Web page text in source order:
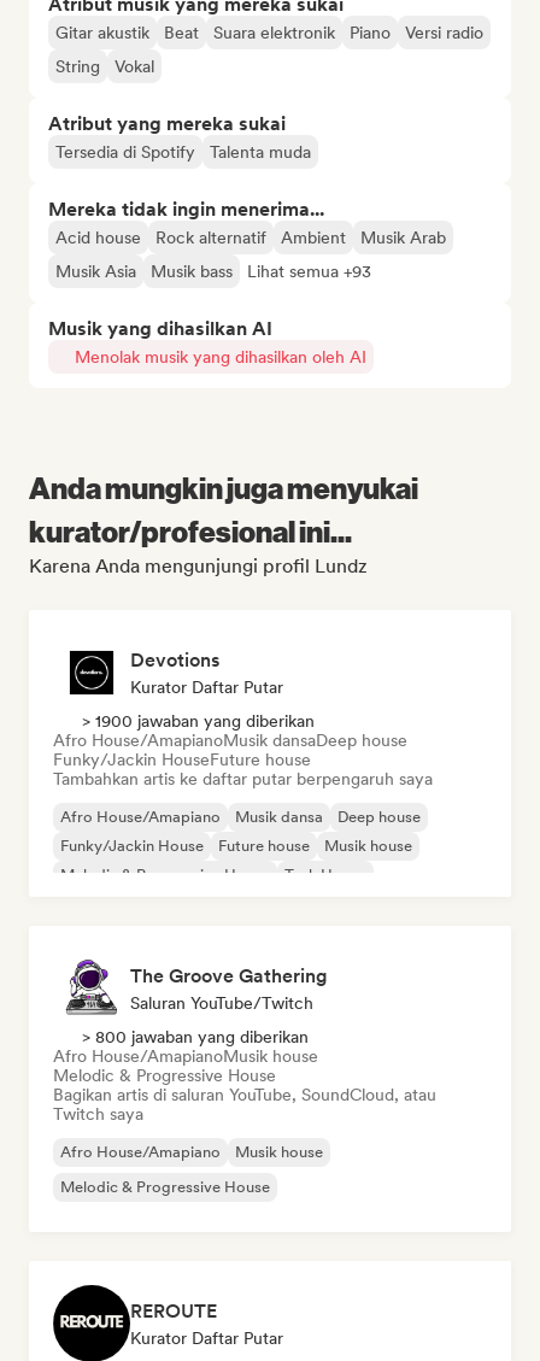
Gitar akustik Beat Suara elektronik Piano
Versi radio
String
Vokal
Atribut yang mereka sukai
Tersedia di Spotify Talenta muda
Mereka tidak ingin menerima...
Acid house Rock alternatif Ambient
Musik Arab
Musik Asia
Musik bass Lihat semua +93
Musik yang dihasilkan AI
Menolak musik yang dihasilkan oleh AI
Anda mungkin juga menyukai
kurator/profesional ini...
Karena Anda mengunjungi profil Lundz
Devotions
Kurator Daftar Putar
> 1900 jawaban yang diberikan
Afro House/AmapianoMusik dansaDeep house
Funky/Jackin HouseFuture house
Tambahkan artis ke daftar putar berpengaruh saya
Afro House/Amapiano Musik dansa
Deep house
Funky/Jackin House
Future house
Musik house
Melodic & Progressive House
Tech House
The Groove Gathering
Saluran YouTube/Twitch
> 800 jawaban yang diberikan
Afro House/AmapianoMusik house
Melodic & Progressive House
Bagikan artis di saluran YouTube, SoundCloud, atau
Twitch saya
Afro House/Amapiano
Musik house
Melodic & Progressive House
REROUTE
Kurator Daftar Putar